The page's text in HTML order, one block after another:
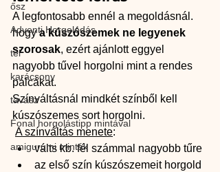
ősz
Adventi Horgolódás
tél
karácsony
tavasz
Fonal horgolástipp mintával
amigurumi minták
A legfontosabb ennél a megoldásnál.
hogy a kúszószemek ne legyenek
szorosak, ezért ajánlott eggyel
nagyobb tűvel horgolni mint a rendes
pálcákat.
Színváltásnál mindkét színből kell
kúszószemes sort horgolni.
A színváltás menete:
válts kb. fél számmal nagyobb tűre
az első szín kúszószemeit horgold